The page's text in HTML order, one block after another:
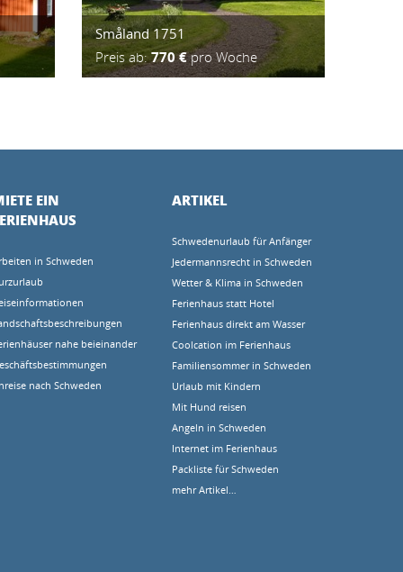
Småland 1751
Preis ab:770 €pro Woche
EIN
in Schweden
nahe beieinander
nach Schweden
ARTIKEL
Schwedenurlaub für Anfänger
Jedermannsrecht in Schweden
Wetter & Klima in Schweden
Ferienhaus statt Hotel
Ferienhaus direkt am Wasser
Coolcation im Ferienhaus
Familiensommer in Schweden
Urlaub mit Kindern
Mit Hund reisen
Angeln in Schweden
Internet im Ferienhaus
Packliste für Schweden
mehr Artikel…